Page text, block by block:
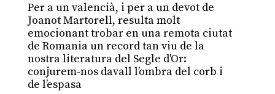
Per a un valencià, i per a un devot de
Joanot Martorell, resulta molt
emocionant trobar en una remota ciutat
de Romania un record tan viu de la
nostra literatura del Segle d'Or:
conjurem-nos davall l’ombra del corb i
de l’espasa